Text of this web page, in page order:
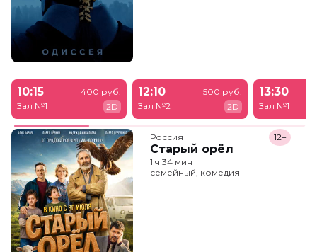
10:15
Зал №1
400 руб.
2D
12:10
Зал №2
500 руб.
2D
13:30
Зал №1
Россия
Старый орёл
12+
1 ч 34 мин
семейный, комедия